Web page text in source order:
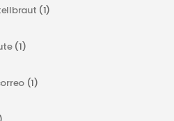
(1)
(1)
(1)